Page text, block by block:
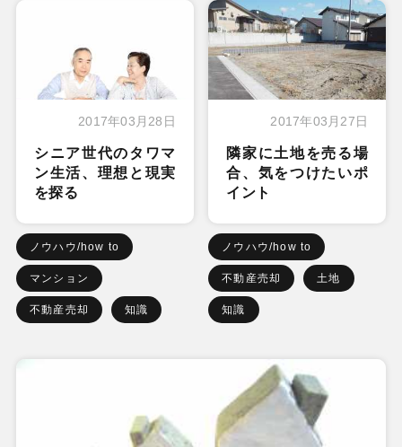
2017年03月28日
シニア世代のタワマ
ン生活、理想と現実
を探る
ノウハウ/how to
マンション
不動産売却 知識
2017年03月27日
隣家に土地を売る場
合、気をつけたいポ
イント
ノウハウ/how to
不動産売却 土地
知識